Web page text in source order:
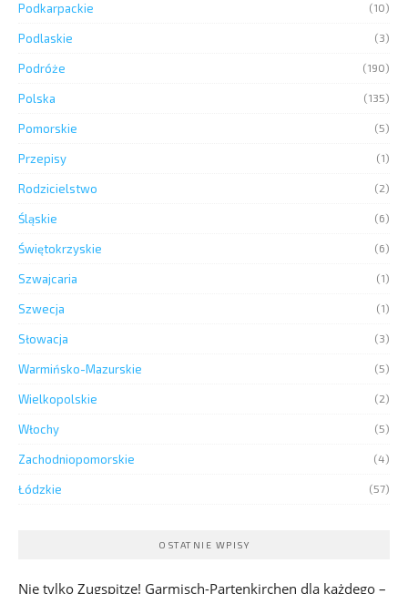
Podkarpackie (10)
Podlaskie (3)
Podróże (190)
Polska (135)
Pomorskie (5)
Przepisy (1)
Rodzicielstwo (2)
Śląskie (6)
Świętokrzyskie (6)
Szwajcaria (1)
Szwecja (1)
Słowacja (3)
Warmińsko-Mazurskie (5)
Wielkopolskie (2)
Włochy (5)
Zachodniopomorskie (4)
Łódzkie (57)
OSTATNIE WPISY
Nie tylko Zugspitze! Garmisch-Partenkirchen dla każdego –